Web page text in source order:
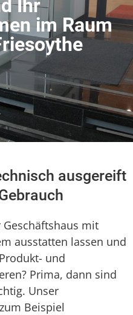
Ihr
im Raum
ausgereift
mit
ausstatten lassen und
und
Prima, dann sind
Unser
Beispiel